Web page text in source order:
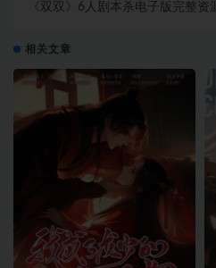
《双双》6人剧本杀电子版完整资
相关文章